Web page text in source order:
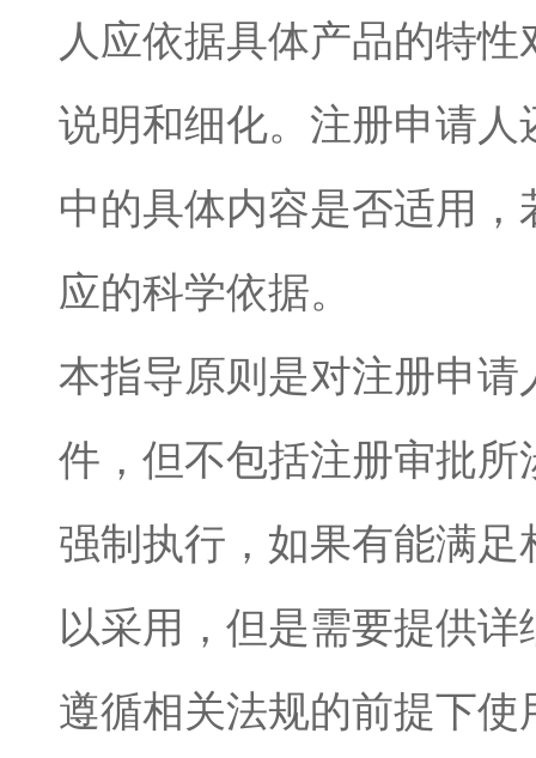
人应依据具体产品的特
说明和细化。 注册申请人
中的具体内容是否适用
应的科学依据。
本指导原则是对注册申请
件，但不包括注册审批
强制执行，如果有能满
以采用，但是需要提供
遵循相关法规的前提下使